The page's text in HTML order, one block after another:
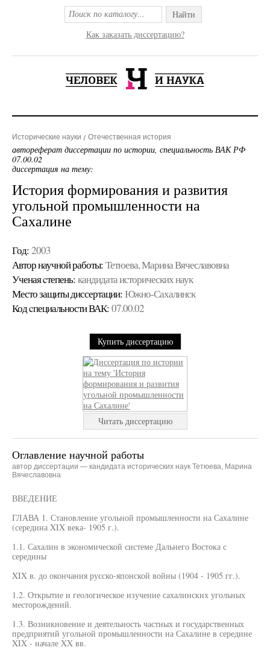
Найти
Как заказать диссертацию?
Исторические науки Отечественная история
автореферат диссертации по истории, специальность ВАК РФ
07.00.02
диссертация на тему:
История формирования и развития
угольной промышленности на
Сахалине
Год: 2003
Автор научной работы: Тетюева, Марина Вячеславовна
Ученая cтепень: кандидата исторических наук
Место защиты диссертации: Южно-Сахалинск
Код cпециальности ВАК: 07.00.02
Купить диссертацию
Читать диссертацию
Оглавление научной работы
автор диссертации — кандидата исторических наук Тетюева, Марина
Вячеславовна
ВВЕДЕНИЕ
ГЛАВА 1. Становление угольной промышленности на Сахалине
(середина XIX века- 1905 г.).
1.1. Сахалин в экономической системе Дальнего Востока с
середины
XIX в. до окончания русско-японской войны (1904 - 1905 гг.).
1.2. Открытие и геологическое изучение сахалинских угольных
месторождений.
1.3. Возникновение и деятельность частных и государственных
предприятий угольной промышленности на Сахалине в середине
XIX - начале XX вв.